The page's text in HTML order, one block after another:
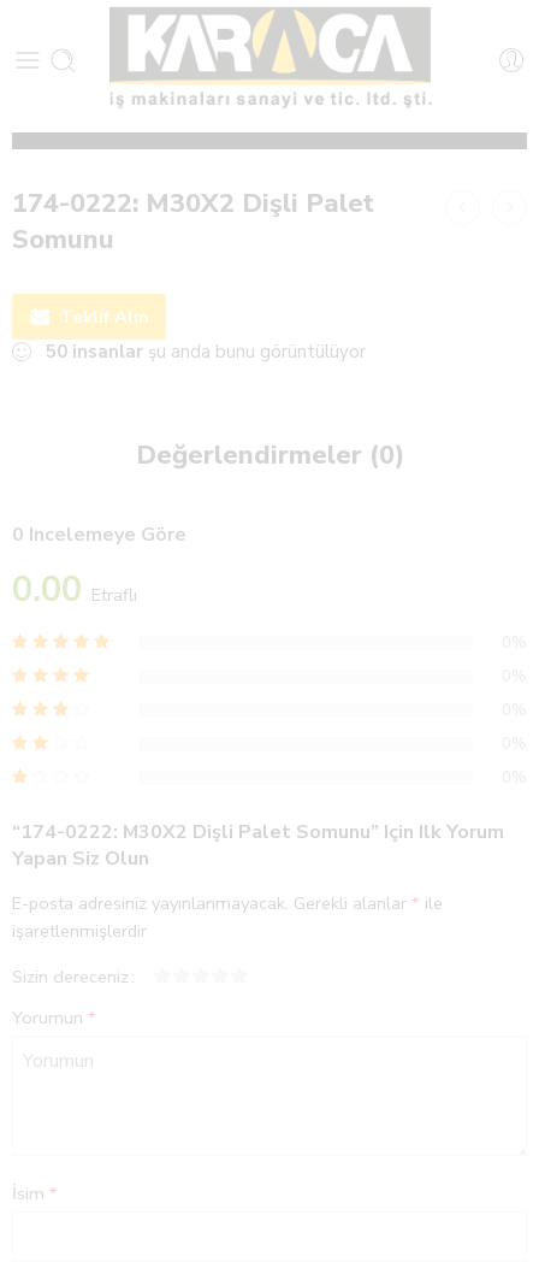
174-0222: M30X2 Dişli Palet
Somunu
Teklif Alın
50 insanlar şu anda bunu görüntülüyor
Değerlendirmeler (0)
0 Incelemeye Göre
0.00 Etraflı
“174-0222: M30X2 Dişli Palet Somunu” Için Ilk Yorum
Yapan Siz Olun
E-posta adresiniz yayınlanmayacak. Gerekli alanlar * ile
işaretlenmişlerdir
Sizin dereceniz
Yorumun *
İsim *